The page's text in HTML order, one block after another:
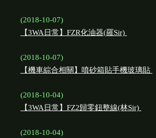
(2018-10-07)
【3WA日常】FZR化油器(羅Sir)
(2018-10-07)
【機車綜合相關】噴砂箱貼手機玻璃貼
(2018-10-04)
【3WA日常】FZ2歸零鈕整線(林Sir)
(2018-10-04)